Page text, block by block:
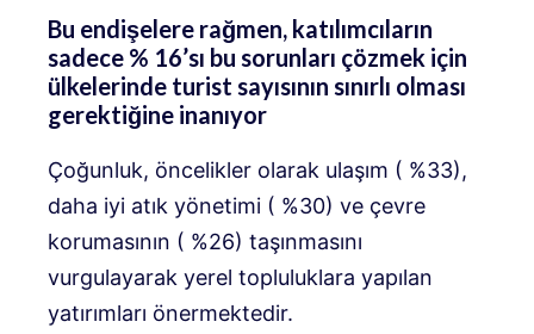
Bu endişelere rağmen, katılımcıların
sadece % 16’sı bu sorunları çözmek için
ülkelerinde turist sayısının sınırlı olması
gerektiğine inanıyor
Çoğunluk, öncelikler olarak ulaşım ( %33),
daha iyi atık yönetimi ( %30) ve çevre
korumasının ( %26) taşınmasını
vurgulayarak yerel topluluklara yapılan
yatırımları önermektedir.